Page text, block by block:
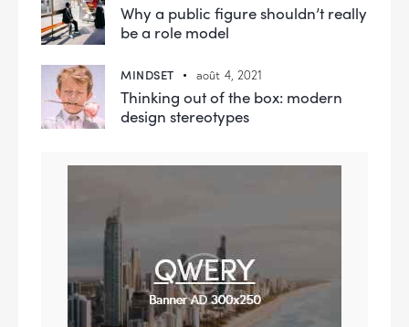
Why a public figure shouldn’t really
be a role model
MINDSET août 4, 2021
Thinking out of the box: modern
design stereotypes